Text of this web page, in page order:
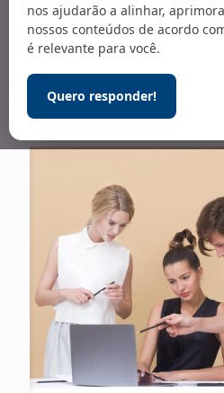
nos ajudarão a alinhar,
nossos conteúdos de acordo
é relevante para você.
Quero responder!
01/09/2022
Sociedade